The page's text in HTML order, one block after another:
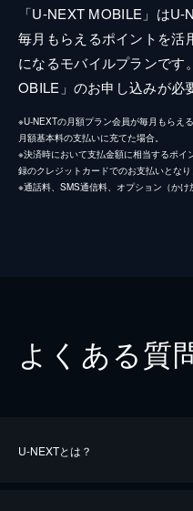
「U-NEXT MOBILE」は
毎月もらえるポイントを活
になるモバイルプランです
OBILE」のお申し込みが必
※U-NEXTの月額プラン会員が毎月もらえ
月額基本料の支払いに充てた場合。
※決済時において支払金額に相当するポ
録のクレジットカードでのお支払いとなり
※通話料、SMS通信料、オプション（かけ
よくある質
U-NEXTとは？